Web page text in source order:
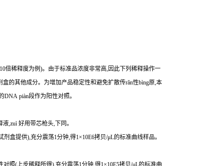
倍稀释度为例)。由于标准品浓度非常高,因此下列稀释操作一
的其他成分。为增加产品稳定性和避免扩散传rǎn性bìng原,本
DNA piàn段作为阳性对照。
,zuì 好用带芯枪头,下同。
盒提供),充分震荡1分钟,得1×10E6拷贝/μL的标准曲线样品。
照(上步稀释所得),充分震荡1分钟,得1×10E5拷贝/μL的标准曲